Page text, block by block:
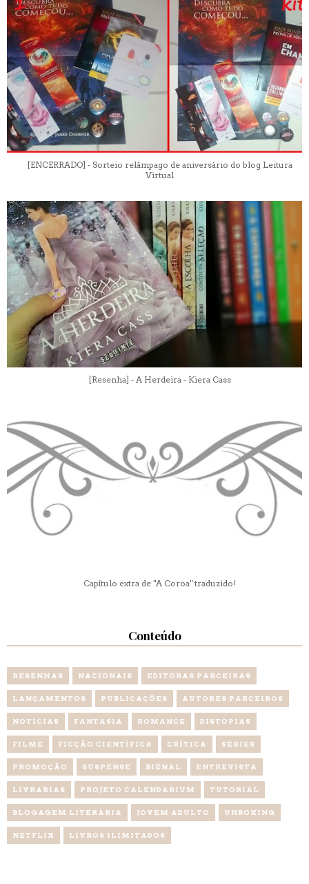
[ENCERRADO] - Sorteio relâmpago de aniversário do blog Leitura
Virtual
[Resenha] - A Herdeira - Kiera Cass
Capítulo extra de "A Coroa" traduzido!
Conteúdo
RESENHAS NACIONAIS EDITORAS PARCEIRAS
LANÇAMENTOS PUBLICAÇÕES AUTORES PARCEIROS
NOTÍCIAS FANTASIA ROMANCE DISTOPIAS
FILME FICÇÃO CIENTÍFICA CRÍTICA SÉRIES
PROMOÇÃO SUSPENSE BIENAL ENTREVISTA
LIVRARIAS PROJETO CALENDARIUM TUTORIAL
BLOGAGEM LITERÁRIA JOVEM ADULTO UNBOXING
NETFLIX LIVROS ILIMITADOS